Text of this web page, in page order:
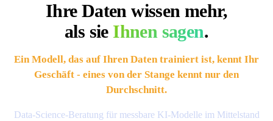
Data-Science-Beratung für messbare KI-Modelle im Mittelstand
Ihre Daten wissen mehr,
als sie Ihnen sagen.
Ein Modell, das auf Ihren Daten trainiert ist, kennt Ihr
Geschäft - eines von der Stange kennt nur den
Durchschnitt.